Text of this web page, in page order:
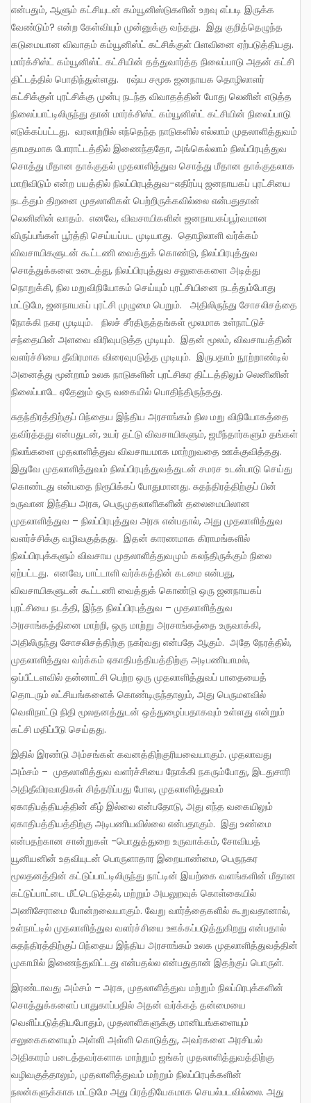
என்பதும், ஆளும் கட்சியுடன் கம்யூனிஸ்டுகளின் உறவு எப்படி இருக்க
வேண்டும்? என்ற கேள்வியும் முன்னுக்கு வந்தது. இது குறித்தெழுந்த
கடுமையான விவாதம் கம்யூனிஸ்ட் கட்சிக்குள் பிளவினை ஏற்படுத்தியது.
மார்க்சிஸ்ட் கம்யூனிஸ்ட் கட்சியின் தத்துவார்த்த நிலைப்பாடு அதன் கட்சி
திட்டத்தில் பொதிந்துள்ளது. ரஷ்ய சமூக ஜனநாயக தொழிலாளர்
கட்சிக்குள் புரட்சிக்கு முன்பு நடந்த விவாதத்தின் போது லெனின் எடுத்த
நிலைப்பாட்டிலிருந்து தான் மார்க்சிஸ்ட் கம்யூனிஸ்ட் கட்சியின் நிலைப்பாடு
எடுக்கப்பட்டது. வரலாற்றில் எந்தெந்த நாடுகளில் எல்லாம் முதலாளித்துவம்
தாமதமாக போராட்டத்தில் இணைந்ததோ, அங்கெல்லாம் நிலப்பிரபுத்துவ
சொத்து மீதான தாக்குதல் முதலாளித்துவ சொத்து மீதான தாக்குதலாக
மாறிவிடும் என்ற பயத்தில் நிலப்பிரபுத்துவ-எதிர்ப்பு ஜனநாயகப் புரட்சியை
நடத்தும் திறனை முதலாளிகள் பெற்றிருக்கவில்லை என்பதுதான்
லெனினின் வாதம். எனவே, விவசாயிகளின் ஜனநாயகப்பூர்வமான
விருப்பங்கள் பூர்த்தி செய்யப்பட முடியாது. தொழிலாளி வர்க்கம்
விவசாயிகளுடன் கூட்டணி வைத்துக் கொண்டு, நிலப்பிரபுத்துவ
சொத்துக்களை உடைத்து, நிலப்பிரபுத்துவ சலுகைகளை அடித்து
நொறுக்கி, நில மறுவிநியோகம் செய்யும் புரட்சியினை நடத்தும்போது
மட்டுமே, ஜனநாயகப் புரட்சி முழுமை பெறும். அதிலிருந்து சோசலிசத்தை
நோக்கி நகர முடியும். நிலச் சீர்திருத்தங்கள் மூலமாக உள்நாட்டுச்
சந்தையின் அளவை விரிவுபடுத்த முடியும். இதன் மூலம், விவசாயத்தின்
வளர்ச்சியை தீவிரமாக விரைவுபடுத்த முடியும். இருபதாம் நூற்றாண்டில்
அனைத்து மூன்றாம் உலக நாடுகளின் புரட்சிகர திட்டத்திலும் லெனினின்
நிலைப்பாடே ஏதேனும் ஒரு வகையில் பொதிந்திருந்தது.
சுதந்திரத்திற்குப் பிந்தைய இந்திய அரசாங்கம் நில மறு விநியோகத்தை
தவிர்த்தது என்பதுடன், உயர் தட்டு விவசாயிகளும், ஜமீந்தார்களும் தங்கள்
நிலங்களை முதலாளித்துவ விவசாயமாக மாற்றுவதை ஊக்குவித்தது.
இதுவே முதலாளித்துவம் நிலப்பிரபுத்துவத்துடன் சமரச உடன்பாடு செய்து
கொண்டது என்பதை நிரூபிக்கப் போதுமானது. சுதந்திரத்திற்குப் பின்
உருவான இந்திய அரசு, பெருமுதலாளிகளின் தலைமையிலான
முதலாளித்துவ – நிலப்பிரபுத்துவ அரசு என்பதால், அது முதலாளித்துவ
வளர்ச்சிக்கு வழிவகுத்தது. இதன் காரணமாக கிராமங்களில்
நிலப்பிரபுக்களும் விவசாய முதலாளித்துவமும் கலந்திருக்கும் நிலை
ஏற்பட்டது. எனவே, பாட்டாளி வர்க்கத்தின் கடமை என்பது,
விவசாயிகளுடன் கூட்டணி வைத்துக் கொண்டு ஒரு ஜனநாயகப்
புரட்சியை நடத்தி, இந்த நிலப்பிரபுத்துவ – முதலாளித்துவ
அரசாங்கத்தினை மாற்றி, ஒரு மாற்று அரசாங்கத்தை உருவாக்கி,
அதிலிருந்து சோசலிசத்திற்கு நகர்வது என்பதே ஆகும். அதே நேரத்தில்,
முதலாளித்துவ வர்க்கம் ஏகாதிபத்தியத்திற்கு அடிபணியாமல்,
ஒப்பீட்டளவில் தன்னாட்சி பெற்ற ஒரு முதலாளித்துவப் பாதையைத்
தொடரும் லட்சியங்களைக் கொண்டிருந்தாலும், அது பெருமளவில்
வெளிநாட்டு நிதி மூலதனத்துடன் ஒத்துழைப்பதாகவும் உள்ளது என்றும்
கட்சி மதிப்பீடு செய்தது.
இதில் இரண்டு அம்சங்கள் கவனத்திற்குரியவையாகும். முதலாவது
அம்சம் – முதலாளித்துவ வளர்ச்சியை நோக்கி நகரும்போது, இடதுசாரி
அதிதீவிரவாதிகள் சித்தரிப்பது போல, முதலாளித்துவம்
ஏகாதிபத்தியத்தின் கீழ் இல்லை என்பதோடு, அது எந்த வகையிலும்
ஏகாதிபத்தியத்திற்கு அடிபணியவில்லை என்பதாகும். இது உண்மை
என்பதற்கான சான்றுகள் -பொதுத்துறை உருவாக்கம், சோவியத்
யூனியனின் உதவியுடன் பொருளாதார இறையாண்மை, பெருநகர
மூலதனத்தின் கட்டுப்பாட்டிலிருந்து நாட்டின் இயற்கை வளங்களின் மீதான
கட்டுப்பாட்டை மீட்டெடுத்தல், மற்றும் அயலுறவுக் கொள்கையில்
அணிசேராமை போன்றவையாகும். வேறு வார்த்தைகளில் கூறுவதானால்,
உள்நாட்டில் முதலாளித்துவ வளர்ச்சியை ஊக்கப்படுத்துகிறது என்பதால்
சுதந்திரத்திற்குப் பிந்தைய இந்திய அரசாங்கம் உலக முதலாளித்துவத்தின்
முகாமில் இணைந்துவிட்டது என்பதல்ல என்பதுதான் இதற்குப் பொருள்.
இரண்டாவது அம்சம் – அரசு, முதலாளித்துவ மற்றும் நிலப்பிரபுக்களின்
சொத்துக்களைப் பாதுகாப்பதில் அதன் வர்க்கத் தன்மையை
வெளிப்படுத்தியபோதும், முதலாளிகளுக்கு மானியங்களையும்
சலுகைகளையும் அள்ளி அள்ளி கொடுத்து, அவர்களை அரசியல்
அதிகாரம் படைத்தவர்களாக மாற்றும் ஜங்கர் முதலாளித்துவத்திற்கு
வழிவகுத்தாலும், முதலாளித்துவம் மற்றும் நிலப்பிரபுக்களின்
நலன்களுக்காக மட்டுமே அது பிரத்தியேகமாக செயல்படவில்லை. அது